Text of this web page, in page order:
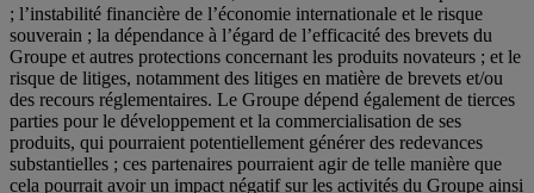
; l’instabilité financière de l’économie internationale et le risque
souverain ; la dépendance à l’égard de l’efficacité des brevets du
Groupe et autres protections concernant les produits novateurs ; et le
risque de litiges, notamment des litiges en matière de brevets et/ou
des recours réglementaires. Le Groupe dépend également de tierces
parties pour le développement et la commercialisation de ses
produits, qui pourraient potentiellement générer des redevances
substantielles ; ces partenaires pourraient agir de telle manière que
cela pourrait avoir un impact négatif sur les activités du Groupe ainsi